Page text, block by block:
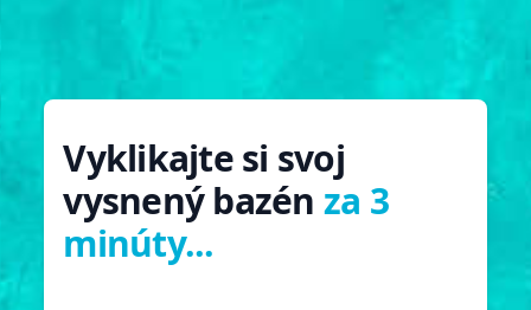
Vyklikajte si svoj
vysnený bazén za 3
minúty...